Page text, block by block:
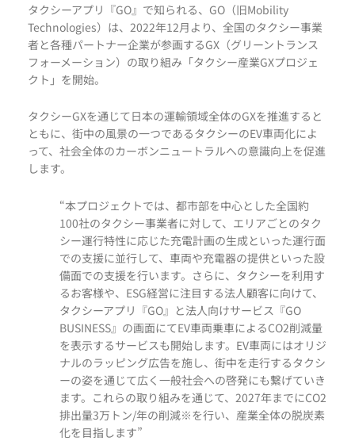
タクシーアプリ『GO』で知られる、GO（旧Mobility
Technologies）は、2022年12月より、全国のタクシー事業
者と各種パートナー企業が参画するGX（グリーントランス
フォーメーション）の取り組み「タクシー産業GXプロジェ
クト」を開始。
タクシーGXを通じて日本の運輸領域全体のGXを推進すると
ともに、街中の風景の一つであるタクシーのEV車両化によ
って、社会全体のカーボンニュートラルへの意識向上を促進
します。
“本プロジェクトでは、都市部を中心とした全国約
100社のタクシー事業者に対して、エリアごとのタク
シー運行特性に応じた充電計画の生成といった運行面
での支援に並行して、車両や充電器の提供といった設
備面での支援を行います。さらに、タクシーを利用す
るお客様や、ESG経営に注目する法人顧客に向けて、
タクシーアプリ『GO』と法人向けサービス『GO
BUSINESS』の画面にてEV車両乗車によるCO2削減量
を表示するサービスも開始します。EV車両にはオリジ
ナルのラッピング広告を施し、街中を走行するタクシ
ーの姿を通じて広く一般社会への啓発にも繋げていき
ます。これらの取り組みを通じて、2027年までにCO2
排出量3万トン/年の削減※を行い、産業全体の脱炭素
化を目指します”